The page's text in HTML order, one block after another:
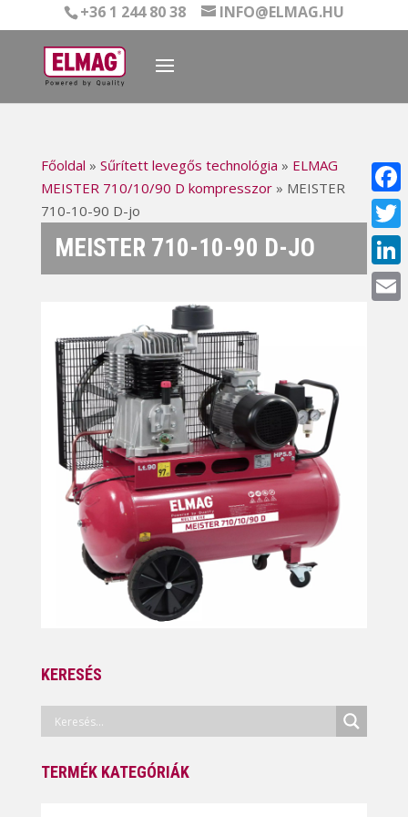
+36 1 244 80 38 INFO@ELMAG.HU
Főoldal » Sűrített levegős technológia » ELMAG
MEISTER 710/10/90 D kompresszor» MEISTER
710-10-90 D-jo
MEISTER 710-10-90 D-JO
KERESÉS
TERMÉK KATEGÓRIÁK